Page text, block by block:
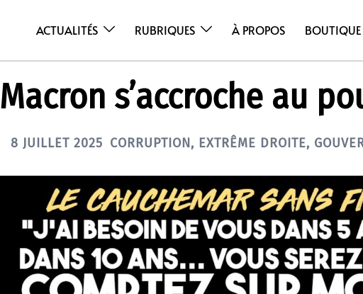
ACTUALITÉS RUBRIQUES À PROPOS BOUTIQUE
Macron s’accroche au
8 JUILLET 2025 CORRUPTION, EXTRÊME DROITE,